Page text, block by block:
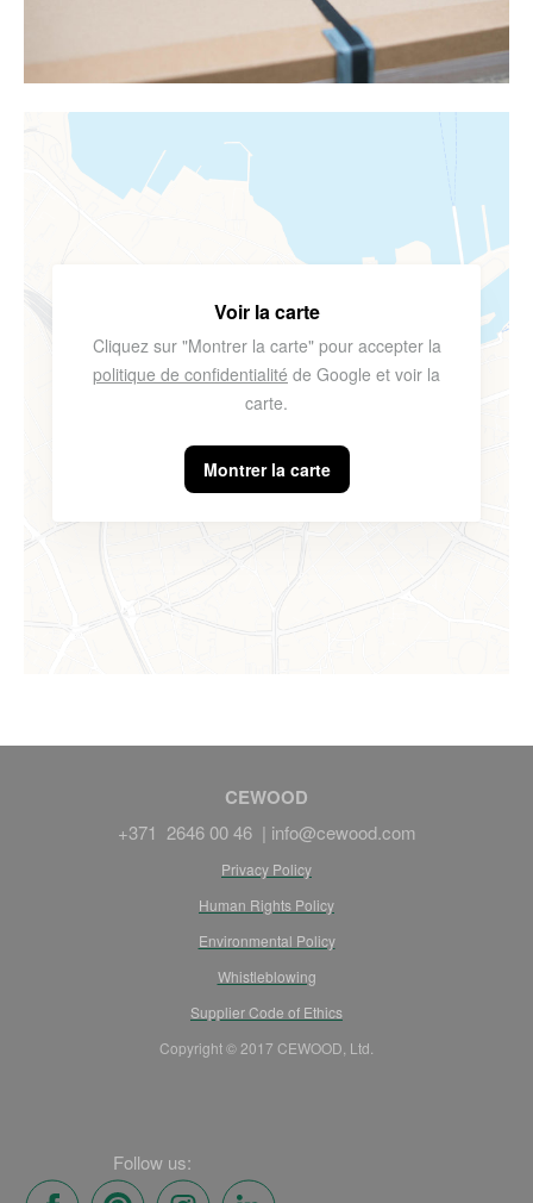
Voir la carte
Cliquez sur "Montrer la carte" pour accepter la
politique de confidentialité de Google et voir la
carte.
Montrer la carte
CEWOOD
+371 2646 00 46 | info@cewood.com
Privacy Policy
Human Rights Policy
Environmental Policy
Whistleblowing
Supplier Code of Ethics
Copyright © 2017 CEWOOD, Ltd.
Follow us: